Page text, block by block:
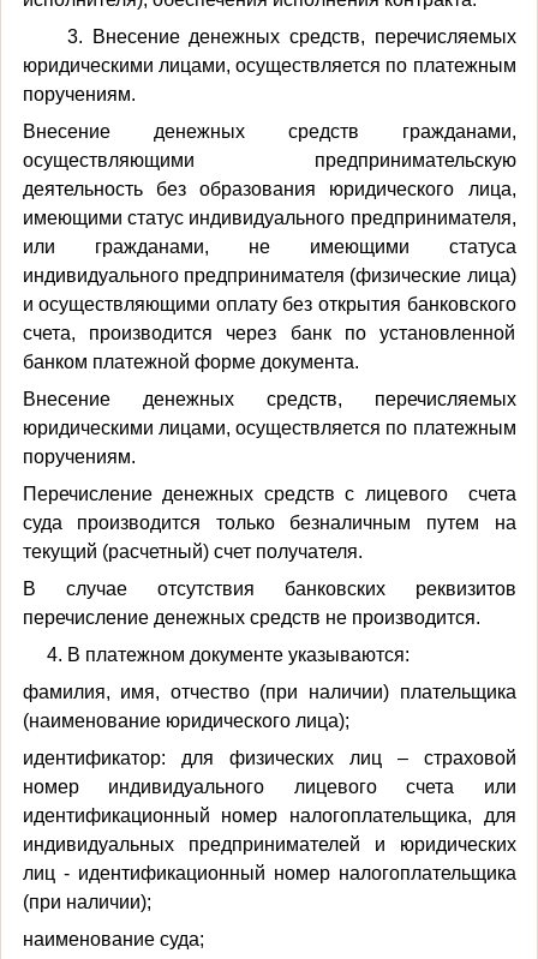
3. Внесение денежных средств, перечисляемых
юридическими лицами, осуществляется по платежным
поручениям.
Внесение денежных средств гражданами,
осуществляющими предпринимательскую
деятельность без образования юридического лица,
имеющими статус индивидуального предпринимателя,
или гражданами, не имеющими статуса
индивидуального предпринимателя (физические лица)
и осуществляющими оплату без открытия банковского
счета, производится через банк по установленной
банком платежной форме документа.
Внесение денежных средств, перечисляемых
юридическими лицами, осуществляется по платежным
поручениям.
Перечисление денежных средств с лицевого счета
суда производится только безналичным путем на
текущий (расчетный) счет получателя.
В случае отсутствия банковских реквизитов
перечисление денежных средств не производится.
4. В платежном документе указываются:
фамилия, имя, отчество (при наличии) плательщика
(наименование юридического лица);
идентификатор: для физических лиц – страховой
номер индивидуального лицевого счета или
идентификационный номер налогоплательщика, для
индивидуальных предпринимателей и юридических
лиц - идентификационный номер налогоплательщика
(при наличии);
наименование суда;